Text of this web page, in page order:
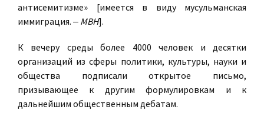
антисемитизме» [имеется в виду мусульманская
иммиграция. ‒ МВН].
К вечеру среды более 4000 человек и десятки
организаций из сферы политики, культуры, науки и
общества подписали открытое письмо,
призывающее к другим формулировкам и к
дальнейшим общественным дебатам.